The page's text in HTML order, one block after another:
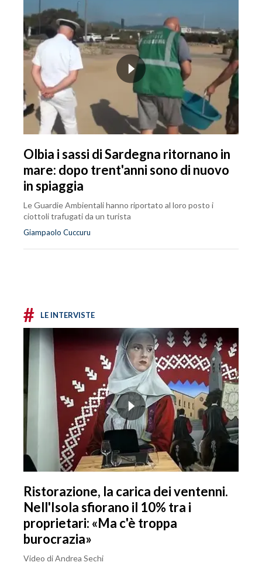
Olbia i sassi di Sardegna ritornano in
mare: dopo trent'anni sono di nuovo
in spiaggia
Le Guardie Ambientali hanno riportato al loro posto i
ciottoli trafugati da un turista
Giampaolo Cuccuru
# LE INTERVISTE
Ristorazione, la carica dei ventenni.
Nell'Isola sfiorano il 10% tra i
proprietari: «Ma c'è troppa
burocrazia»
Video di Andrea Sechi